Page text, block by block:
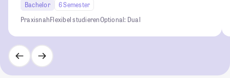
Bachelor
6 Semester
PraxisnahFlexibel studierenOptional: Dual